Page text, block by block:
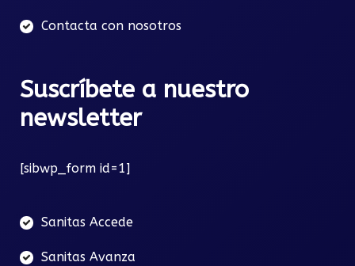
Contacta con nosotros
Suscríbete a nuestro
newsletter
[sibwp_form id=1]
Sanitas Accede
Sanitas Avanza